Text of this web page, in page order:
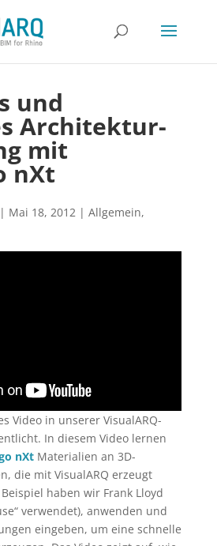
und
Architektur-
mit
nXt
| Mai 18, 2012| Allgemein,
Video in unserer VisualARQ-
In diesem Video lernen
nXt Materialien an 3D-
die mit VisualARQ erzeugt
haben wir Frank Lloyd
verwendet), anwenden und
eingeben, um eine schnelle